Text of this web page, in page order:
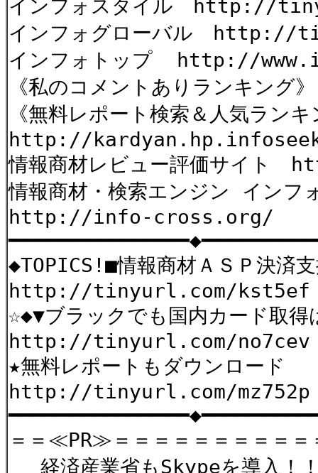
インフォスタイル http://
インフォグローバル
インフォトップ http://
《私のコメントありランキン
《無料レポート検索＆人気ラン
http://
情報商材レビュー評価サイ
情報商材・検索エンジン イン
http://info-cross.org/
◆TOPICS!■情報商材ＡＳＰ決済
http://tinyurl.com/kst5ef
☆◆▼ブラックでも国内カード取得
http://tinyurl.com/no7cev
★無料レポートもダウンロード
http://tinyurl.com/mz752p
＝＝≪PR≫＝＝＝＝＝＝＝＝＝＝
経済産業省もSkypeを導入！